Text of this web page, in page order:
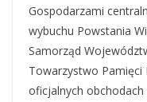
Gospodarzami
wybuchu Powstania
Samorząd
Towarzystwo Pamięci
oficjalnych obchodach